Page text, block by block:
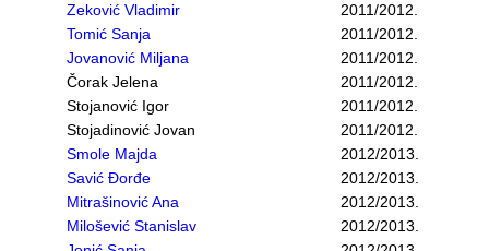
Zeković Vladimir
2011/2012.
Tomić Sanja
2011/2012.
Jovanović Miljana
2011/2012.
Čorak Jelena
2011/2012.
Stojanović Igor
2011/2012.
Stojadinović Jovan
2011/2012.
Smole Majda
2012/2013.
Savić Đorđe
2012/2013.
Mitrašinović Ana
2012/2013.
Milošević Stanislav
2012/2013.